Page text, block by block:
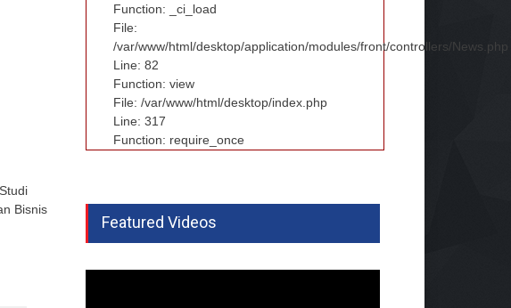
Bisnis
Function: _ci_load
File:
/var/www/html/desktop/application/modules/front/controllers/News.php
Line: 82
Function: view
File: /var/www/html/desktop/index.php
Line: 317
Function: require_once
Featured Videos